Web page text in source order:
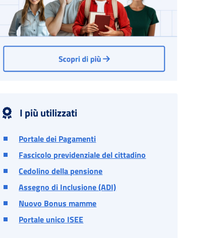
I più utilizzati
Portale dei Pagamenti
Fascicolo previdenziale del cittadino
Cedolino della pensione
Assegno di Inclusione (ADI)
Nuovo Bonus mamme
Portale unico ISEE